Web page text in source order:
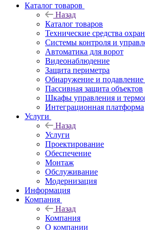
Каталог товаров
Назад
Каталог товаров
Технические средства
Системы контроля и
Автоматика для ворот
Видеонаблюдение
Защита периметра
Обнаружение и
Пассивная защита объектов
Шкафы управления и
Интеграционная платформа
Услуги
Назад
Услуги
Проектирование
Обеспечение
Монтаж
Обслуживание
Модернизация
Информация
Компания
Назад
Компания
О компании